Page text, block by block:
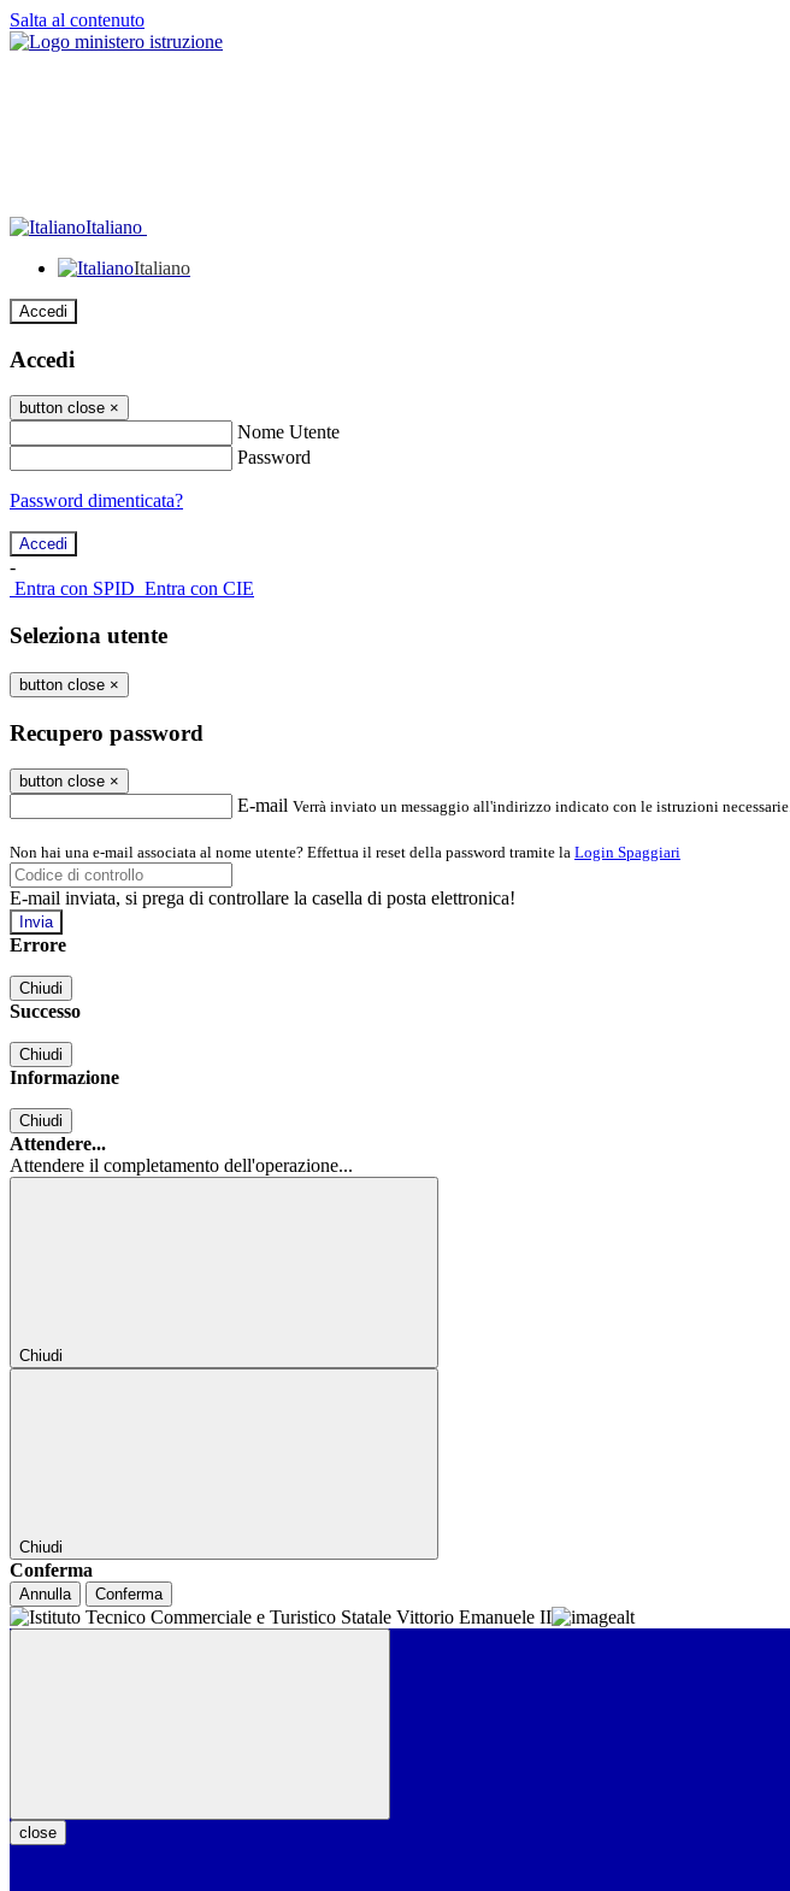
Salta al contenuto
Italiano
Italiano
Accedi
Accedi
button close ×
Nome Utente
Password
Password dimenticata?
-
Entra con SPID Entra con CIE
Seleziona utente
button close ×
Recupero password
button close ×
E-mail Verrà inviato un messaggio all'indirizzo indicato con le istruzioni
Non hai una e-mail associata al nome utente? Effettua il reset della password tramite la Login Spaggiari
E-mail inviata, si prega di controllare la casella di posta elettronica!
Errore
Chiudi
Successo
Chiudi
Informazione
Chiudi
Attendere...
Attendere il completamento dell'operazione...
Chiudi
Chiudi
Conferma
Annulla Conferma
close